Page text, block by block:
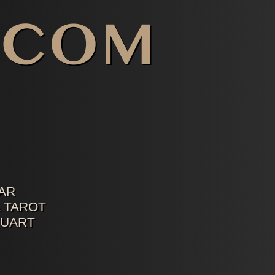
TAROT